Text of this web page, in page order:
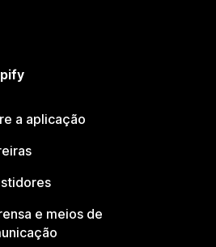
a aplicação
e meios de